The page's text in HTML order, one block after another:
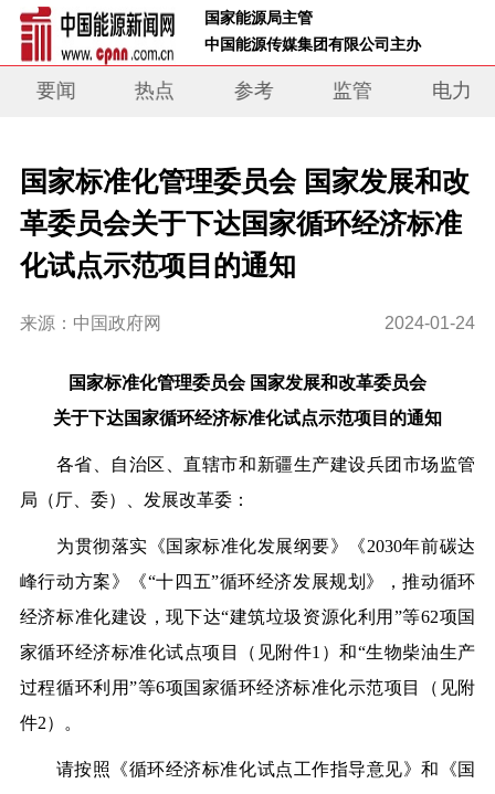
国家能源局主管
中国能源传媒集团有限公司主办
要闻 热点 参考 监管 电力
国家标准化管理委员会 国家发展和改
革委员会关于下达国家循环经济标准
化试点示范项目的通知
来源：中国政府网 2024-01-24
国家标准化管理委员会 国家发展和改革委员会
关于下达国家循环经济标准化试点示范项目的通知
各省、自治区、直辖市和新疆生产建设兵团市场监管
局（厅、委）、发展改革委：
为贯彻落实《国家标准化发展纲要》《2030年前碳达
峰行动方案》《“十四五”循环经济发展规划》，推动循环
经济标准化建设，现下达“建筑垃圾资源化利用”等62项国
家循环经济标准化试点项目（见附件1）和“生物柴油生产
过程循环利用”等6项国家循环经济标准化示范项目（见附
件2）。
请按照《循环经济标准化试点工作指导意见》和《国